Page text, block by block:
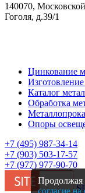
140070,
Гоголя, д.39/1
Цинкование
Каталог
Обработка
Опоры
+7 (495) 987-34-14
+7 (903) 503-17-57
+7 (977) 977-90-70
Продолжая
согласие